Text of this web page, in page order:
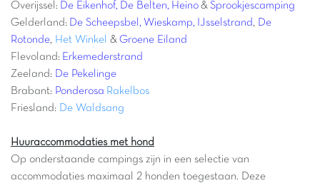
Overijssel: De Eikenhof, De Belten, Heino & Sprookjescamping
Gelderland: De Scheepsbel , Wieskamp, IJsselstrand , De
Rotonde, Het Winkel & Groene Eiland
Flevoland: Erkemederstrand
Zeeland: De Pekelinge
Brabant: Ponderosa Rakelbos
Friesland: De Waldsang
Huuraccommodaties met hond
Op onderstaande campings zijn in een selectie van
accommodaties maximaal 2 honden toegestaan. Deze